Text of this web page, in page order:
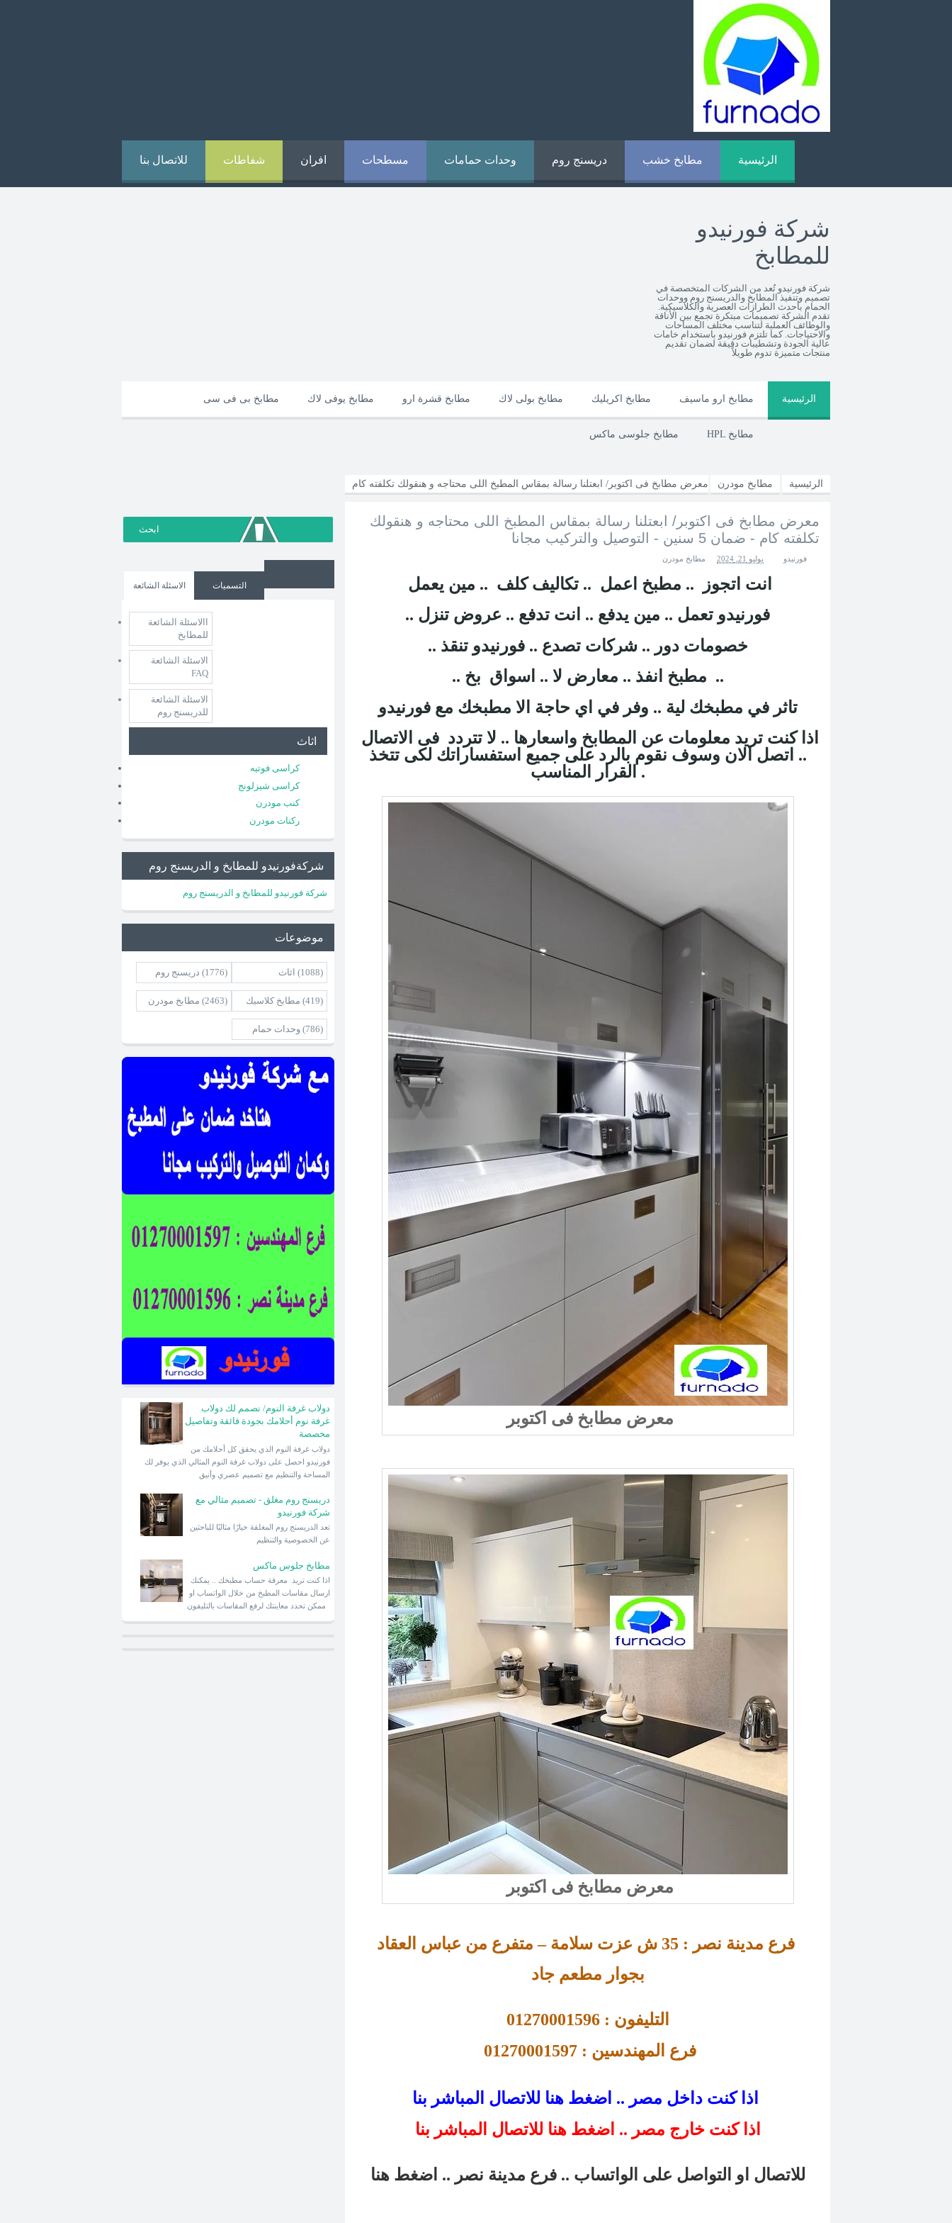
الرئيسية مطابخ خشب دريسنج روم وحدات حمامات مسطحات افران شفاطات للاتصال بنا
شركة فورنيدو
للمطابخ
شركة فورنيدو تُعد من الشركات المتخصصة في
تصميم وتنفيذ المطابخ والدريسنج روم ووحدات
الحمام بأحدث الطرازات العصرية والكلاسيكية.
تقدم الشركة تصميمات مبتكرة تجمع بين الأناقة
والوظائف العملية لتناسب مختلف المساحات
والاحتياجات. كما تلتزم فورنيدو باستخدام خامات
عالية الجودة وتشطيبات دقيقة لضمان تقديم
منتجات متميزة تدوم طويلاً
الرئيسية مطابخ ارو ماسيف مطابخ اكريليك مطابخ بولى لاك مطابخ قشرة ارو مطابخ يوفى لاك مطابخ بى فى سى
HPL مطابخ مطابخ جلوسى ماكس
الرئيسية مطابخ مودرن معرض مطابخ فى اكتوبر/ ابعتلنا رسالة بمقاس المطبخ اللى محتاجه و هنقولك تكلفته كام
- ضمان 5 سنين - التوصيل والتركيب مجانا
معرض مطابخ فى اكتوبر/ ابعتلنا رسالة بمقاس المطبخ اللى محتاجه و هنقولك
تكلفته كام - ضمان 5 سنين - التوصيل والتركيب مجانا
فورنيدو يوليو 21, 2024 مطابخ مودرن
انت اتجوز .. مطبخ اعمل .. تكاليف كلف .. مين يعمل
.. فورنيدو تعمل .. مين يدفع .. انت تدفع .. عروض تنزل
.. خصومات دور .. شركات تصدع .. فورنيدو تنقذ
.. مطبخ انفذ .. معارض لا .. اسواق بخ ..
تاثر في مطبخك لية .. وفر في اي حاجة الا مطبخك مع فورنيدو
.. اتصل الان وسوف نقوم بالرد على جميع استفساراتك لكى تتخذ
القرار المناسب .
معرض مطابخ فى اكتوبر
معرض مطابخ فى اكتوبر
فرع مدينة نصر : 35
ش عزت سلامة – متفرع من عباس العقاد
بجوار مطعم جاد
التليفون : 01270001596
فرع المهندسين : 01270001597
اذا كنت خارج مصر .. اضغط هنا للاتصال المباشر بنا
للاتصال او التواصل على الواتساب .. فرع مدينة نصر .. اضغط هنا
الاسئلة الشائعة التسميات
االاسئلة الشائعة
للمطابخ
الاسئلة الشائعة
FAQ
الاسئلة الشائعة
للدريسنج روم
اثاث
كراسى فوتيه
كراسى شيزلونج
كنب مودرن
ركنات مودرن
شركةفورنيدو للمطابخ و الدريسنج روم
شركة فورنيدو للمطابخ و الدريسنج روم
موضوعات
اثاث (1088) دريسنج روم (1776)
مطابخ كلاسيك (419) مطابخ مودرن (2463)
وحدات حمام (786)
دولاب غرفة النوم/ نصمم لك دولاب
غرفة نوم أحلامك بجودة فائقة وتفاصيل
مخصصة
فورنيدو احصل على دولاب غرفة النوم المثالي الذي يوفر لك
المساحة والتنظيم مع تصميم عصري وأنيق
دريسنج روم مغلق - تصميم مثالي مع
شركة فورنيدو
عن الخصوصية والتنظيم
مطابخ جلوس ماكس
اذا كنت تريد معرفة حساب مطبخك .. يمكنك
ارسال مقاسات المطبخ من خلال الواتساب او